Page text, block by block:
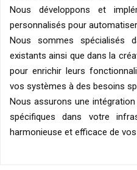
Nous développons et
personnalisés pour
Nous sommes spécialisés
existants ainsi que dans la
pour enrichir leurs
vos systèmes à des besoins
Nous assurons une
spécifiques dans votre
harmonieuse et efficace de